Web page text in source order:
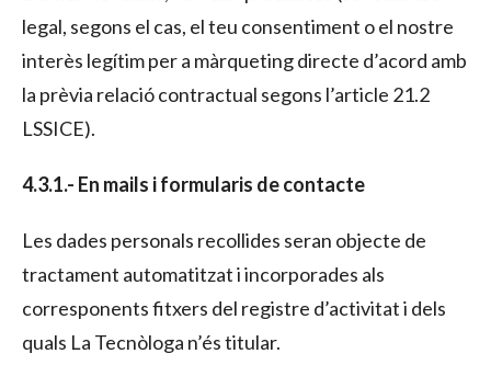
legal, segons el cas, el teu consentiment o el nostre
interès legítim per a màrqueting directe d’acord amb
la prèvia relació contractual segons l’article 21.2
LSSICE).
4.3.1.- En mails i formularis de contacte
Les dades personals recollides seran objecte de
tractament automatitzat i incorporades als
corresponents fitxers del registre d’activitat i dels
quals La Tecnòloga n’és titular.